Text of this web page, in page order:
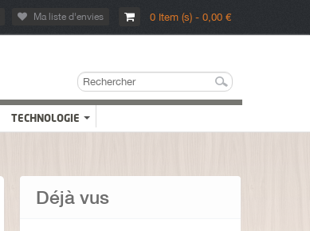
0 Item (s) - 0,00 €
Ma liste d'envies
TECHNOLOGIE
Déjà vus